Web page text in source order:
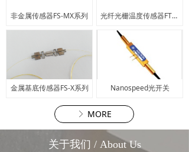
非金属传感器FS-MX系列 光纤光栅温度传感器FT-X系列
金属基底传感器FS-X系列 Nanospeed光开关
关于我们 / About Us
ꁕ MORE